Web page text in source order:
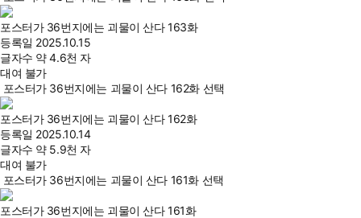
포스터가 36번지에는 괴물이 산다 163화
등록일 2025.10.15
글자수 약 4.6천 자
대여 불가
포스터가 36번지에는 괴물이 산다 162화 선택
포스터가 36번지에는 괴물이 산다 162화
등록일 2025.10.14
글자수 약 5.9천 자
대여 불가
포스터가 36번지에는 괴물이 산다 161화 선택
포스터가 36번지에는 괴물이 산다 161화